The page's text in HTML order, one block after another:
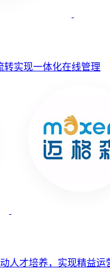
转实现一体化在线管理
人才培养，实现精益运